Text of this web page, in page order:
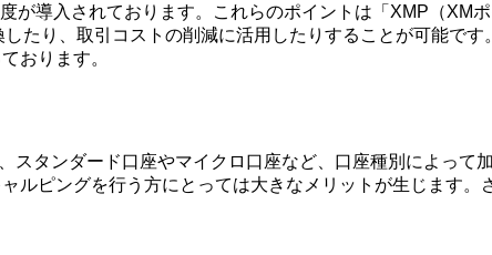
が導入されております。これらのポイントは「XMP（XM
たり、取引コストの削減に活用したりすることが可能で
おります。
タンダード口座やマイクロ口座など、口座種別によって
ルピングを行う方にとっては大きなメリットが生じます。